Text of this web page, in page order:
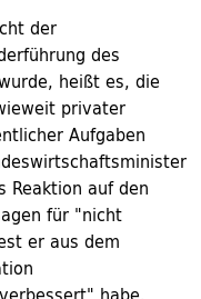
der
des
heißt es, die
privater
Aufgaben
Reaktion auf den
für "nicht
er aus dem